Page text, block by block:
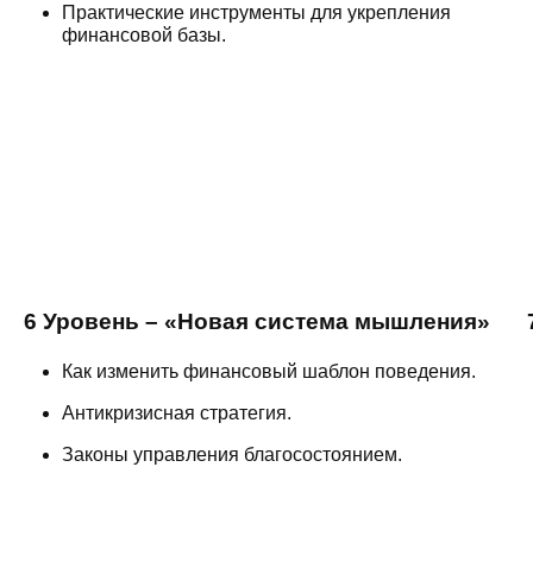
Практические инструменты для укрепления
финансовой базы.
6 Уровень – «Новая система мышления»
Как изменить финансовый шаблон поведения.
Антикризисная стратегия.
Законы управления благосостоянием.